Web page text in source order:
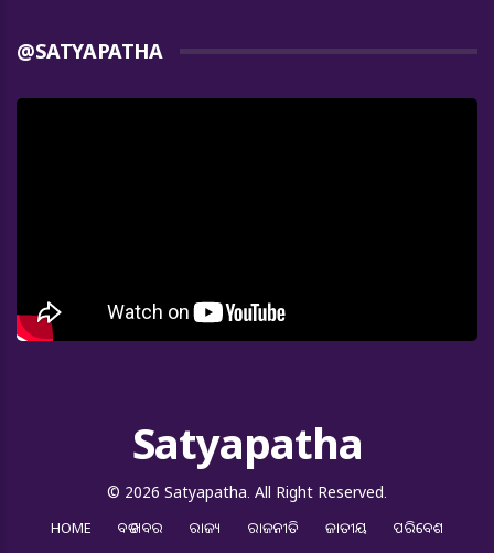
@SATYAPATHA
Satyapatha
© 2026 Satyapatha. All Right Reserved.
HOME ବଡ ଖବର ରାଜ୍ୟ ରାଜନୀତି ଜାତୀୟ
ପରିବେଶ